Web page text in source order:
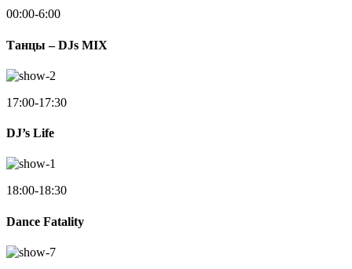
00:00-6:00
Танцы – DJs MIX
17:00-17:30
DJ’s Life
18:00-18:30
Dance Fatality